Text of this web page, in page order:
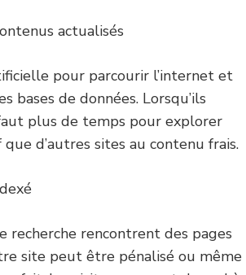
actualisés
pour parcourir l’internet et
bases de données. Lorsqu’ils
plus de temps pour explorer
d’autres sites au contenu frais.
recherche rencontrent des pages
site peut être pénalisé ou même